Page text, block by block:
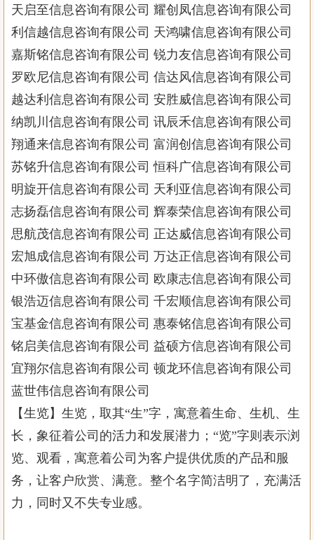
天启至信息咨询有限公司 耀创凤信息咨询有限公司
利信越信息咨询有限公司 天鸿啸信息咨询有限公司
嘉斯铭信息咨询有限公司 锐力友信息咨询有限公司
罗欧尼信息咨询有限公司 信达风信息咨询有限公司
越达利信息咨询有限公司 安胜威信息咨询有限公司
纳凯川信息咨询有限公司 讯辰禾信息咨询有限公司
翔通来信息咨询有限公司 富润创信息咨询有限公司
苏铭升信息咨询有限公司 恒科广信息咨询有限公司
明旋开信息咨询有限公司 天利亚信息咨询有限公司
志扬磊信息咨询有限公司 辉泰荣信息咨询有限公司
思航茂信息咨询有限公司 正达威信息咨询有限公司
宏旭成信息咨询有限公司 万达正信息咨询有限公司
中环傲信息咨询有限公司 欧康志信息咨询有限公司
银浩迈信息咨询有限公司 千宏顺信息咨询有限公司
宝基金信息咨询有限公司 惠泰铭信息咨询有限公司
铭启美信息咨询有限公司 益硕方信息咨询有限公司
宜翔尔信息咨询有限公司 顿龙环信息咨询有限公司
蓝世伟信息咨询有限公司
【生览】生览，取其“生”字，寓意着生命、生机、生
长，象征着公司的活力和发展潜力；“览”字则表示浏
览、观看，寓意着公司为客户提供优质的产品和服
务，让客户欣赏、满意。整个名字简洁明了，充满活
力，同时又不失专业感。